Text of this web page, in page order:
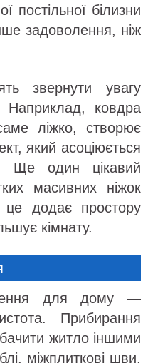
постільної білизни
задоволення, ніж
звернути увагу
Наприклад, ковдра
ліжко, створює
який асоціюється
Ще один цікавий
масивних ніжок
це додає простору
кімнату.
для дому —
Прибирання
житло іншими
міжплиткові шви,